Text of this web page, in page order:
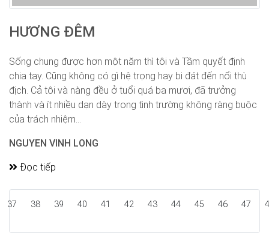
HƯƠNG ĐÊM
Sống chung được hơn một năm thì tôi và Tầm quyết định
chia tay. Cũng không có gì hệ trọng hay bi đát đến nổi thù
địch. Cả tôi và nàng đều ở tuổi quá ba mươi, đã trưởng
thành và ít nhiều dạn dày trong tình trường không ràng buộc
của trách nhiệm...
NGUYEN VINH LONG
Đọc tiếp
37 38 39 40 41 42 43 44 45 46 47